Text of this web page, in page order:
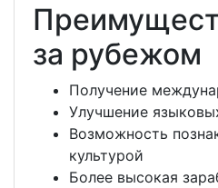
за рубежом
Получение
Улучшение
Возможность
культурой
Более высокая